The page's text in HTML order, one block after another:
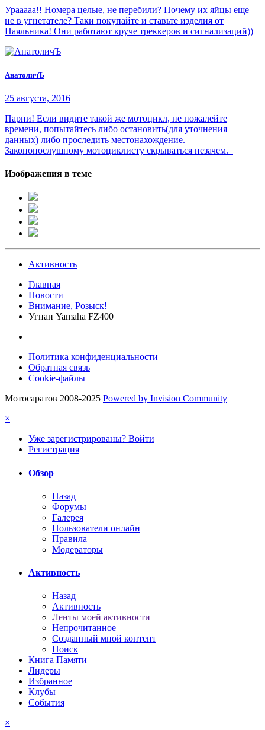
Урааааа!! Номера целые, не перебили? Почему их яйцы еще
не в угнетателе? Таки покупайте и ставьте изделия от
Паяльника! Они работают круче треккеров и сигнализаций))
АнатоличЪ
25 августа, 2016
Парни! Если видите такой же мотоцикл, не пожалейте
времени, попытайтесь либо остановить(для уточнения
данных) либо проследить местонахождение.
Законопослушному мотоциклисту скрываться незачем.
Изображения в теме
Активность
Главная
Новости
Внимание, Розыск!
Угнан Yamaha FZ400
Политика конфиденциальности
Обратная связь
Cookie-файлы
Мотосаратов 2008-2025 Powered by Invision Community
×
Уже зарегистрированы? Войти
Регистрация
Обзор
Назад
Форумы
Галерея
Пользователи онлайн
Правила
Модераторы
Активность
Назад
Активность
Ленты моей активности
Непрочитанное
Созданный мной контент
Поиск
Книга Памяти
Лидеры
Избранное
Клубы
События
×